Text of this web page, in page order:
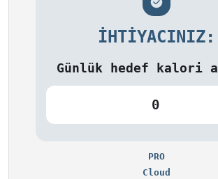
İHTIYACINIZ:
Günlük hedef kalori
0
PRO
Cloud